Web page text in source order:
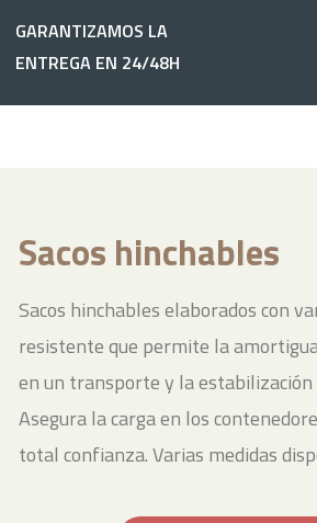
contenido
GARANTIZAMOS LA
ENTREGA EN 24/48H
GARANTIZAMOS LA
ENTREGA EN 24/48H
Sacos hinchables
Sacos hinchables elaborados con
resistente que permite la
en un transporte y la estabilización
Asegura la carga en los
total confianza. Varias medidas